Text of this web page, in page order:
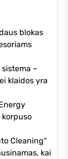
blokas
–
klaidos yra
korpuso
Cleaning“
kai